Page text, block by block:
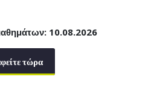
10.08.2026
τώρα